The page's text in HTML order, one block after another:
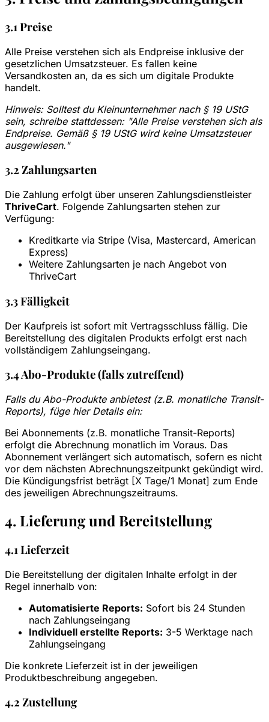
3.1 Preise
Alle Preise verstehen sich als Endpreise inklusive der
gesetzlichen Umsatzsteuer. Es fallen keine
Versandkosten an, da es sich um digitale Produkte
handelt.
Hinweis: Solltest du Kleinunternehmer nach § 19 UStG
sein, schreibe stattdessen: "Alle Preise verstehen sich als
Endpreise. Gemäß § 19 UStG wird keine Umsatzsteuer
ausgewiesen."
3.2 Zahlungsarten
Die Zahlung erfolgt über unseren Zahlungsdienstleister
ThriveCart. Folgende Zahlungsarten stehen zur
Verfügung:
Kreditkarte via Stripe (Visa, Mastercard, American
Express)
Weitere Zahlungsarten je nach Angebot von
ThriveCart
3.3 Fälligkeit
Der Kaufpreis ist sofort mit Vertragsschluss fällig. Die
Bereitstellung des digitalen Produkts erfolgt erst nach
vollständigem Zahlungseingang.
3.4 Abo-Produkte (falls zutreffend)
Falls du Abo-Produkte anbietest (z.B. monatliche Transit-
Reports), füge hier Details ein:
Bei Abonnements (z.B. monatliche Transit-Reports)
erfolgt die Abrechnung monatlich im Voraus. Das
Abonnement verlängert sich automatisch, sofern es nicht
vor dem nächsten Abrechnungszeitpunkt gekündigt wird.
Die Kündigungsfrist beträgt [X Tage/1 Monat] zum Ende
des jeweiligen Abrechnungszeitraums.
4. Lieferung und Bereitstellung
4.1 Lieferzeit
Die Bereitstellung der digitalen Inhalte erfolgt in der
Regel innerhalb von:
Automatisierte Reports: Sofort bis 24 Stunden
nach Zahlungseingang
Individuell erstellte Reports: 3-5 Werktage nach
Zahlungseingang
Die konkrete Lieferzeit ist in der jeweiligen
Produktbeschreibung angegeben.
4.2 Zustellung